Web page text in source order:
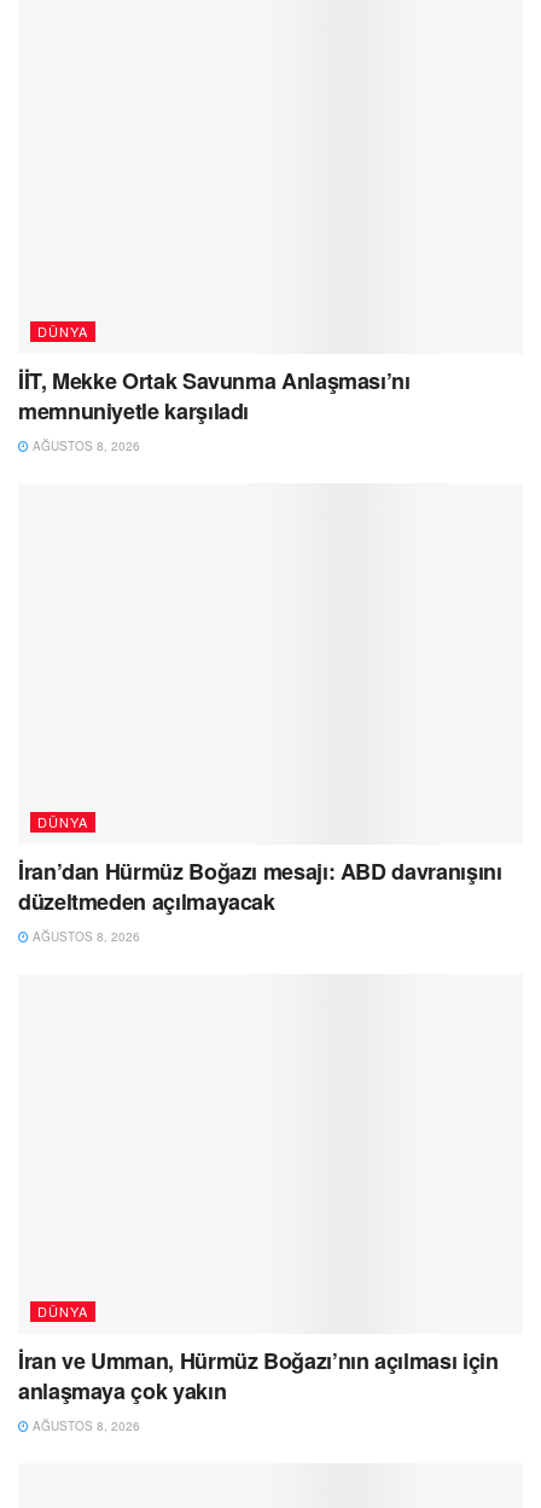
DÜNYA
İİT, Mekke Ortak Savunma Anlaşması’nı
memnuniyetle karşıladı
AĞUSTOS 8, 2026
DÜNYA
İran’dan Hürmüz Boğazı mesajı: ABD davranışını
düzeltmeden açılmayacak
AĞUSTOS 8, 2026
DÜNYA
İran ve Umman, Hürmüz Boğazı’nın açılması için
anlaşmaya çok yakın
AĞUSTOS 8, 2026